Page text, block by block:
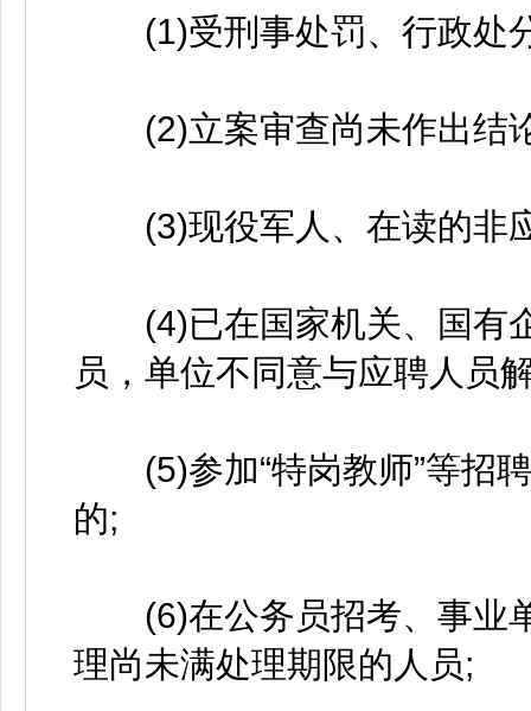
(1)受刑事处罚、行政处
(2)立案审查尚未作出结
(3)现役军人、在读的非
(4)已在国家机关、国有
员，单位不同意与应聘人员
(5)参加“特岗教师”等招聘
的;
(6)在公务员招考、事业
理尚未满处理期限的人员;